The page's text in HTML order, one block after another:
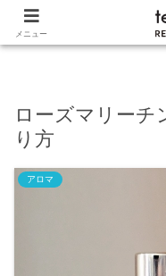
ホーム
作り方
ローズマリー
り方
アロマ
メニュー